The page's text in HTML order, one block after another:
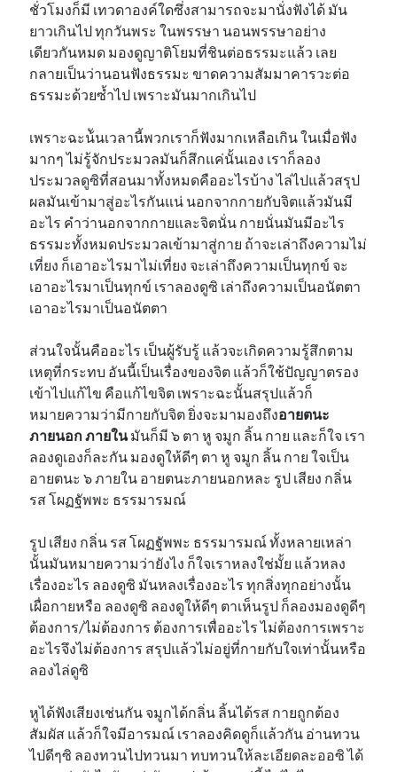
ชั่วโมงก็มี เทวดาองค์ใดซึ่งสามารถจะมานั่งฟังได้ มัน
ยาวเกินไป ทุกวันพระ ในพรรษา นอนพรรษาอย่าง
เดียวกันหมด มองดูญาติโยมที่ชินต่อธรรมะแล้ว เลย
กลายเป็นว่านอนฟังธรรมะ ขาดความสัมมาคารวะต่อ
ธรรมะด้วยซ้ำไป เพราะมันมากเกินไป
เพราะฉะน้ันเวลานี้พวกเราก็ฟังมากเหลือเกิน ในเมื่อฟัง
มากๆ ไม่รู้จักประมวลมันก็สึกแค่นั้นเอง เราก็ลอง
ประมวลดูซิที่สอนมาทั้งหมดคืออะไรบ้าง ไล่ไปแล้วสรุป
ผลมันเข้ามาสู่อะไรกันแน่ นอกจากกายกับจิตแล้วมันมี
อะไร คำว่านอกจากกายและจิตนั่น กายนั่นมันมีอะไร
ธรรมะทั้งหมดประมวลเข้ามาสู่กาย ถ้าจะเล่าถึงความไม่
เที่ยง ก็เอาอะไรมาไม่เที่ยง จะเล่าถึงความเป็นทุกข์ จะ
เอาอะไรมาเป็นทุกข์ เราลองดูซิ เล่าถึงความเป็นอนัตตา
เอาอะไรมาเป็นอนัตตา
ส่วนใจนั้นคืออะไร เป็นผู้รับรู้ แล้วจะเกิดความรู้สึกตาม
เหตุที่กระทบ อันนี้เป็นเรื่องของจิต แล้วก็ใช้ปัญญาตรอง
เข้าไปแก้ไข คือแก้ไขจิต เพราะฉะนั้นสรุปแล้วก็
หมายความว่ามีกายกับจิต ยิ่งจะมามองถึงอายตนะ
ภายนอก ภายในมันก็มี ๖ ตา หู จมูก ลิ้น กาย และก็ใจ เรา
ลองดูเองก็ละกัน มองดูให้ดีๆ ตา หู จมูก ลิ้น กาย ใจเป็น
อายตนะ ๖ ภายใน อายตนะภายนอกหละ รูป เสียง กลิ่น
รส โผฏฐัพพะ ธรรมารมณ์
รูป เสียง กลิ่น รส โผฏฐัพพะ ธรรมารมณ์ ทั้งหลายเหล่า
นั้นมันหมายความว่ายังไง ก็ใจเราหลงใช่มั้ย แล้วหลง
เรื่องอะไร ลองดูซิ มันหลงเรื่องอะไร ทุกสิ่งทุกอย่างนั้น
เผื่อกายหรือ ลองดูซิ ลองดูให้ดีๆ ตาเห็นรูป ก็ลองมองดูดีๆ
ต้องการ/ไม่ต้องการ ต้องการเพื่ออะไร ไม่ต้องการเพราะ
อะไรจึงไม่ต้องการ สรุปแล้วไม่อยู่ที่กายกับใจเท่านั้นหรือ
ลองไล่ดูซิ
หูได้ฟังเสียงเช่นกัน จมูกได้กลิ่น ลิ้นได้รส กายถูกต้อง
สัมผัส แล้วก็ใจมีอารมณ์ เราลองคิดดูก็แล้วกัน อ่านทวน
ไปดีๆซิ ลองทวนไปทวนมา ทบทวนให้ละเอียดละออซิ ได้